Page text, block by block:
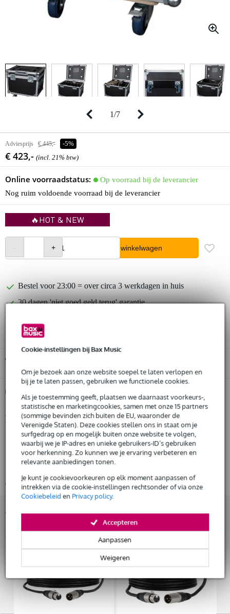
Cookie-instellingen bij Bax Music
Om je bezoek aan onze website soepel te laten verlopen en
bij je te laten passen, gebruiken we functionele cookies.
Als je toestemming geeft, plaatsen we daarnaast voorkeurs-,
statistische en marketingcookies, samen met onze 15 partners
(sommige bevinden zich buiten de EU, waaronder de
Verenigde Staten). Deze cookies stellen ons in staat om je
surfgedrag op en mogelijk buiten onze website te volgen,
waarbij we je IP-adres en unieke gebruikers-ID’s gebruiken
voor herkenning. Zo kunnen we je ervaring verbeteren en
relevante aanbiedingen tonen.
Je kunt je cookievoorkeuren op elk moment aanpassen of
intrekken via de cookie-instellingen rechtsonder of via onze
Cookiebeleiden Privacy policy.
Weigeren
Aanpassen
Accepteren
1/7
Adviesprijs € 445,- -5%
€ 423,- (incl. 21% btw)
Online voorraadstatus:
Op voorraad bij de leverancier
Nog ruim voldoende voorraad bij de leverancier
🔥HOT & NEW
In winkelwagen
Bestel voor 23:00 = over circa 3 werkdagen in huis
30 dagen 'niet goed geld terug' garantie
Huur dit product al vanaf 30 euro per maand
Huur meerdere producten tegelijk: min. € 300,- en max.
€ 2.500,-
Gratisthuisbezorgd of op te halen in de winkel
Al na 4 maanden maandelijks opzegbaar
Snelle vervanging door Bax Music bij een defect
Huur dit product
Productinformatie
Showgear Rigging Case
utility flightcase voor rigging-materiaal
met hoogwaardige Penn Elcom-hardware
Bekijk alle productspecificaties